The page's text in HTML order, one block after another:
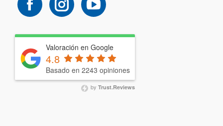
Valoración en Google
4.8
Basado en 2243 opiniones
by Trust.Reviews